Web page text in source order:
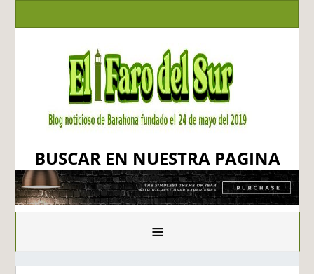
BUSCAR EN NUESTRA PAGINA
≡